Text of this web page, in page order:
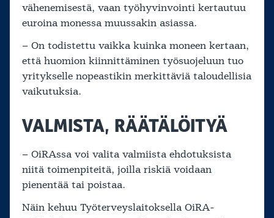
vähenemisestä, vaan työhyvinvointi kertautuu
euroina monessa muussakin asiassa.
– On todistettu vaikka kuinka moneen kertaan,
että huomion kiinnittäminen työsuojeluun tuo
yritykselle nopeastikin merkittäviä taloudellisia
vaikutuksia.
VALMISTA, RÄÄTÄLÖITYÄ
– OiRAssa voi valita valmiista ehdotuksista
niitä toimenpiteitä, joilla riskiä voidaan
pienentää tai poistaa.
Näin kehuu Työterveyslaitoksella OiRA-